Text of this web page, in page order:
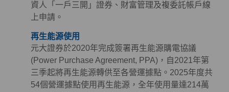
資人「一戶三開」證券、財富管理及複委託帳戶線
上申請。
再生能源使用
元大證券於2020年完成簽署再生能源購電協議
(Power Purchase Agreement, PPA)，自2021年第
三季起將再生能源轉供至各營運據點。2025年度共
54個營運據點使用再生能源，全年使用量達214萬